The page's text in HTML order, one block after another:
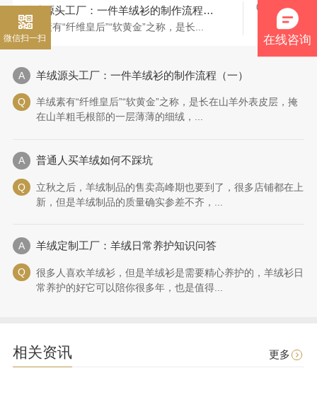
08.14
羊绒源头工厂：一件羊绒衫的制作流程（二）
羊绒素有“纤维皇后”“软黄金”之称，是长...
羊绒源头工厂：一件羊绒衫的制作流程（一）
羊绒素有“纤维皇后”“软黄金”之称，是长在山羊外表皮层，掩
在山羊粗毛根部的一层薄薄的细绒，...
普通人买羊绒如何不踩坑
立秋之后，羊绒制品的售卖高峰期也要到了，很多店铺都在上
新，但是羊绒制品的质量确实参差不齐，...
羊绒定制工厂：羊绒日常养护知识问答
很多人喜欢羊绒衫，但是羊绒衫是需要精心养护的，羊绒衫日
常养护的好它可以陪你很多年，也是值得...
相关资讯 更多
微信扫一扫 在线咨询